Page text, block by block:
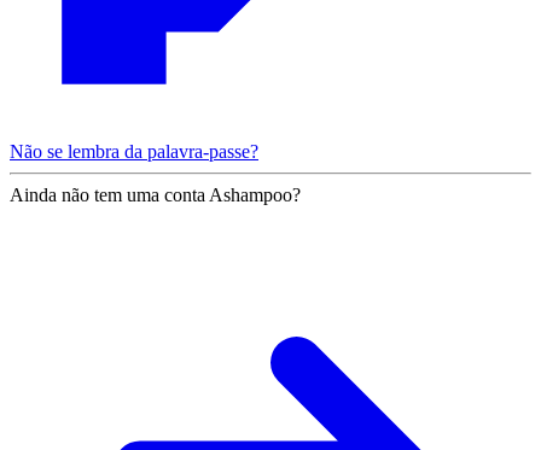
Não se lembra da palavra-passe?
Ainda não tem uma conta Ashampoo?